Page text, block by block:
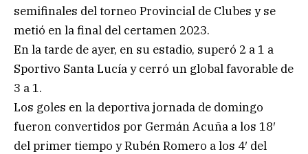
semifinales del torneo Provincial de Clubes y se
metió en la final del certamen 2023.
En la tarde de ayer, en su estadio, superó 2 a 1 a
Sportivo Santa Lucía y cerró un global favorable de
3 a 1.
Los goles en la deportiva jornada de domingo
fueron convertidos por Germán Acuña a los 18′
del primer tiempo y Rubén Romero a los 4′ del